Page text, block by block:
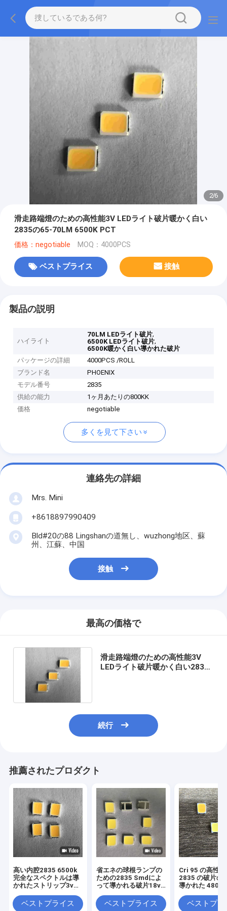
2/6
滑走路端燈のための高性能3V LEDライト破片暖かく白い
2835の65-70LM 6500K PCT
価格：negotiable MOQ：4000PCS
ベストプライス 接触
製品の説明
ハイライト
70LM LEDライト破片,
6500K LEDライト破片,
6500K暖かく白い導かれた破片
パッケージの詳細
4000PCS /ROLL
ブランド名
PHOENIX
モデル番号
2835
供給の能力
1ヶ月あたりの800KK
価格
negotiable
多くを見て下さい
連絡先の詳細
Mrs. Mini
+8618897990409
Bld#20の88 Lingshanの道無し、wuzhong地区、蘇
州、江蘇、中国
接触
最高の価格で
滑走路端燈のための高性能3V
LEDライト破片暖かく白い2835
続行
推薦されたプロダクト
高い内腔2835 6500k
完全なスペクトルは導
かれたストリップ3v
いたベストプライス
省エネの球根ランプの
ための2835 Smdによ
って導かれる破片18v
ベストプライス
Cri 95 の高性
2835 の破片の
導かれた 4800
5200k
ベストプラ